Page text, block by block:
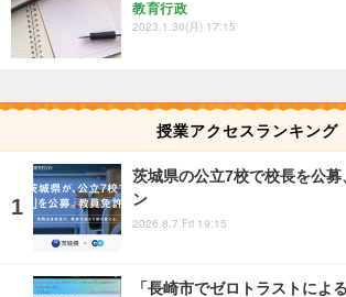
教育行政
2023.1.30(月) 17:15
授業アクセスランキング
茨城県の公立7校で校長を公
ン
2026.8.7 Fri 19:15
「長崎市でゼロトラストによ